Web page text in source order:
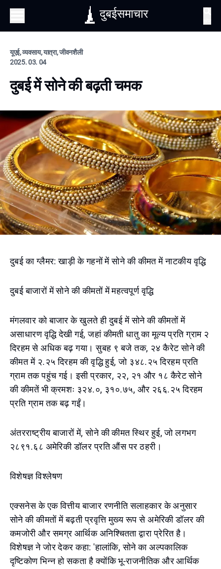
दुबईसमाचार
यूएई, व्यवसाय, यात्रा, जीवनशैली
2025. 03. 04
दुबई में सोने की बढ़ती चमक
दुबई का ग्लैमर: खाड़ी के गहनों में सोने की कीमत में नाटकीय वृद्धि
दुबई बाजारों में सोने की कीमतों में महत्वपूर्ण वृद्धि
मंगलवार को बाजार के खुलते ही दुबई में सोने की कीमतों में
असाधारण वृद्धि देखी गई, जहां कीमती धातु का मूल्य प्रति ग्राम २
दिरहम से अधिक बढ़ गया। सुबह ९ बजे तक, २४ कैरेट सोने की
कीमत में २.२५ दिरहम की वृद्धि हुई, जो ३४८.२५ दिरहम प्रति
ग्राम तक पहुंच गई। इसी प्रकार, २२, २१ और १८ कैरेट सोने
की कीमतें भी क्रमशः ३२४.०, ३१०.७५, और २६६.२५ दिरहम
प्रति ग्राम तक बढ़ गईं।
अंतरराष्ट्रीय बाजारों में, सोने की कीमत स्थिर हुई, जो लगभग
२८९१.६८ अमेरिकी डॉलर प्रति औंस पर ठहरी।
विशेषज्ञ विश्लेषण
एक्सनेस के एक वित्तीय बाजार रणनीति सलाहकार के अनुसार
सोने की कीमतों में बढ़ती प्रवृत्ति मुख्य रूप से अमेरिकी डॉलर की
कमजोरी और समग्र आर्थिक अनिश्चितता द्वारा प्रेरित है।
विशेषज्ञ ने जोर देकर कहा: 'हालांकि, सोने का अल्पकालिक
दृष्टिकोण भिन्न हो सकता है क्योंकि भू-राजनीतिक और आर्थिक